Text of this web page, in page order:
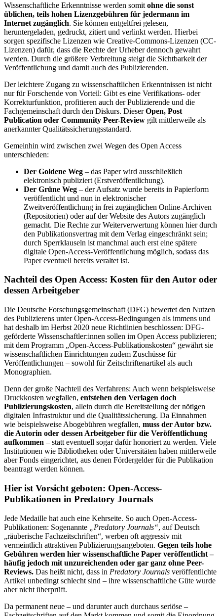
Wissenschaftliche Erkenntnisse werden somit ohne die sonst
üblichen, teils hohen Lizenzgebühren für jedermann im
Internet zugänglich. Sie können entgeltfrei gelesen,
heruntergeladen, gedruckt, zitiert und verlinkt werden. Hierbei
sorgen spezifische Lizenzen wie Creative-Commons-Lizenzen (CC-
Lizenzen) dafür, dass die Rechte der Urheber dennoch gewahrt
werden. Durch die größere Verbreitung steigt die Sichtbarkeit der
Veröffentlichung und damit auch des Publizierenden.
Der leichtere Zugang zu wissenschaftlichen Erkenntnissen ist nicht
nur für Forschende von Vorteil: Gibt es eine Verifikations- oder
Korrekturfunktion, profitieren auch der Publizierende und die
Fachgemeinschaft durch den Diskurs. DieserOpen, Post
Publication oder Community Peer-Review gilt mittlerweile als
anerkannter Qualitätssicherungsstandard.
Gemeinhin wird zwischen zwei Wegen des Open Access
unterschieden:
Der Goldene Weg – das Paper wird ausschließlich
elektronisch publiziert (Erstveröffentlichung).
Der Grüne Weg – der Aufsatz wurde bereits in Papierform
veröffentlicht und nun in elektronischer
Zweitveröffentlichung in frei zugänglichen Online-Archiven
(Repositorien) oder auf der Website des Autors zugänglich
gemacht. Die Rechte zur Weiterverwertung können hier durch
den Publikationsvertrag mit dem Verlag eingeschränkt sein;
durch Sperrklauseln ist manchmal auch erst eine spätere
digitale Open-Access-Veröffentlichung möglich, sodass das
Paper eventuell bereits veraltet ist.
Nachteil des Open Access: Kosten für den Autor oder
dessen Arbeitgeber
Die Deutsche Forschungsgemeinschaft (DFG) bewertet den Nutzen
des Publizierens unter Open-Access-Bedingungen als immens und
hat deshalb im Herbst 2020 neue Richtlinien beschlossen: DFG-
geförderte Wissenschaftler:innen sollen im Open Access publizieren;
mit dem Programm „Open-Access-Publikationskosten“ gewährt sie
wissenschaftlichen Einrichtungen zudem Zuschüsse für
Veröffentlichungen – sowohl für Zeitschriftenartikel als auch
Monographien.
Denn der große Nachteil des Verfahrens: Auch wenn beispielsweise
Druckkosten wegfallen, entstehen den Verlagen doch
Publizierungskosten, allein durch die Bereitstellung der nötigen
digitalen Infrastruktur und die Qualitätssicherung. Da Einnahmen
wie beispielsweise Abogebühren wegfallen, muss der Autor bzw.
die Autorin oder dessen Arbeitgeber für die Veröffentlichung
aufkommen – statt eventuell sogar dafür honoriert zu werden. Viele
Institutionen wie Bibliotheken oder Universitäten haben mittlerweile
aber Fonds eingerichtet, aus denen Fördergelder für die Publikation
beantragt werden können.
Hier ist Vorsicht geboten: Open-Access-
Publikationen in Predatory Journals
Jede Medaille hat auch eine Kehrseite. So auch Open-Access-
Publikationen: Sogenannte
„Predatory Journals“, auf Deutsch
„räuberische Fachzeitschriften“, werben oft aggressiv mit
vermeintlich attraktiven Publizierungsangeboten. Gegen teils hohe
Gebühren werden hier wissenschaftliche Paper veröffentlicht –
häufig jedoch mit unzureichenden oder gar ganz ohne Peer-
Reviews. Das heißt nicht, dass in Predatory Journals veröffentlichte
Artikel unbedingt schlecht sind – ihre wissenschaftliche Güte wurde
aber nicht überprüft.
Da permanent neue – und darunter auch durchaus seriöse –